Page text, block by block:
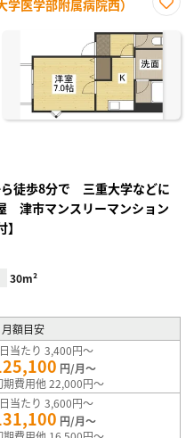
医学部附属病院西）
に入
り登
録
ら徒歩8分で 三重大学などに
津市マンスリーマンション
30m²
月額目安
当たり 3,400円～
円/月～
期費用他 22,000円～
当たり 3,600円～
円/月～